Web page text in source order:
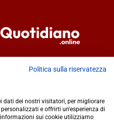
Policy
Politica sulla riservatezza
dati dei nostri visitatori, per migliorare
e offrirti un'esperienza di
sui cookie utilizziamo